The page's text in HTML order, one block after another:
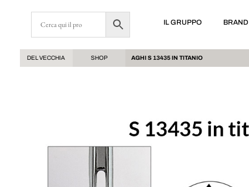
IL GRUPPO BRAND
DEL VECCHIA SHOP AGHI S 13435 IN TITANIO